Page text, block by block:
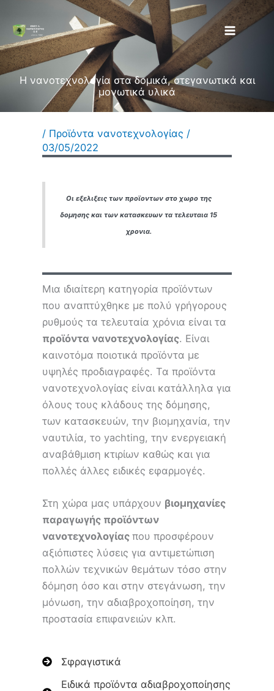
Inhalt
springen
Η νανοτεχνολογία στα δομικά, στεγανωτικά και
μονωτικά υλικά
/ Προϊόντα νανοτεχνολογίας /
03/05/2022
Οι εξελιξεις των προϊοντων στο χωρο της
δομησης και των κατασκευων τα τελευταια 15
χρονια.
Μια ιδιαίτερη κατηγορία προϊόντων
που αναπτύχθηκε με πολύ γρήγορους
ρυθμούς τα τελευταία χρόνια είναι τα
προϊόντα νανοτεχνολογίας. Είναι
καινοτόμα ποιοτικά προϊόντα με
υψηλές προδιαγραφές. Τα προϊόντα
νανοτεχνολογίας είναι κατάλληλα για
όλους τους κλάδους της δόμησης,
των κατασκευών, την βιομηχανία, την
ναυτιλία, το yachting, την ενεργειακή
αναβάθμιση κτιρίων καθώς και για
πολλές άλλες ειδικές εφαρμογές.
Στη χώρα μας υπάρχουν βιομηχανίες
παραγωγής προϊόντων
νανοτεχνολογίαςπου προσφέρουν
αξιόπιστες λύσεις για αντιμετώπιση
πολλών τεχνικών θεμάτων τόσο στην
δόμηση όσο και στην στεγάνωση, την
μόνωση, την αδιαβροχοποίηση, την
προστασία επιφανειών κλπ.
Σφραγιστικά
Ειδικά προϊόντα αδιαβροχοποίησης